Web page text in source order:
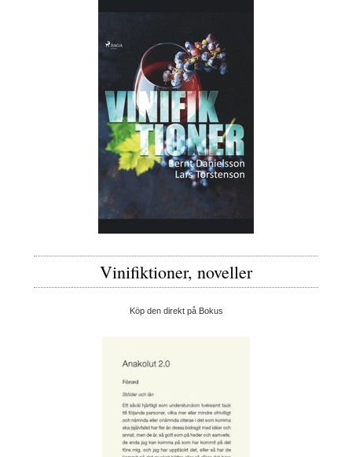
Vinifiktioner, noveller
Köp den direkt på Bokus